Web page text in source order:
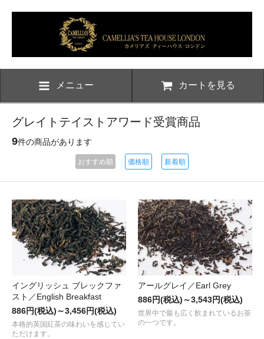
メニュー カートを見る
グレイトテイストアワード受賞商品
9件の商品があります
おすすめ順 価格順 新着順
イングリッシュ ブレックファ
スト／English Breakfast
886円(税込)～3,456円(税込)
本格的英国紅茶の味わいを感じてい
ただけます。
アールグレイ／Earl Grey
886円(税込)～3,543円(税込)
世界中で最も広く飲まれているお茶
の一つです。